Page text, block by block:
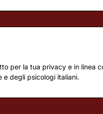
per la tua privacy e in linea
e degli psicologi italiani.